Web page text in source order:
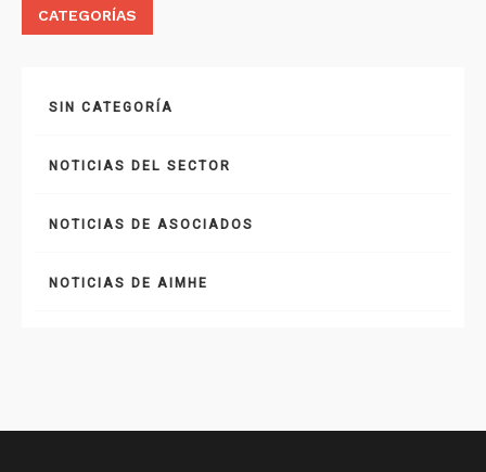
CATEGORÍAS
SIN CATEGORÍA
NOTICIAS DEL SECTOR
NOTICIAS DE ASOCIADOS
NOTICIAS DE AIMHE